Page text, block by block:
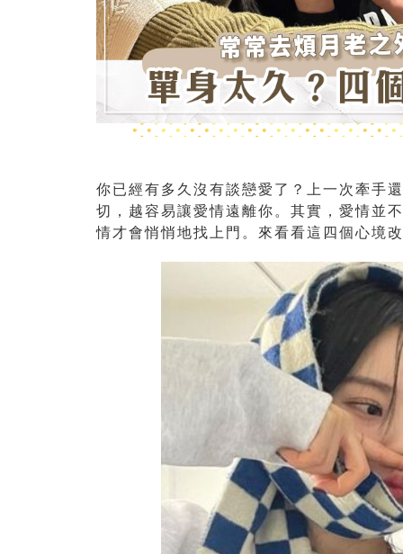
你已經有多久沒有談戀愛了？上一次牽手
切，越容易讓愛情遠離你。其實，愛情並
情才會悄悄地找上門。來看看這四個心境